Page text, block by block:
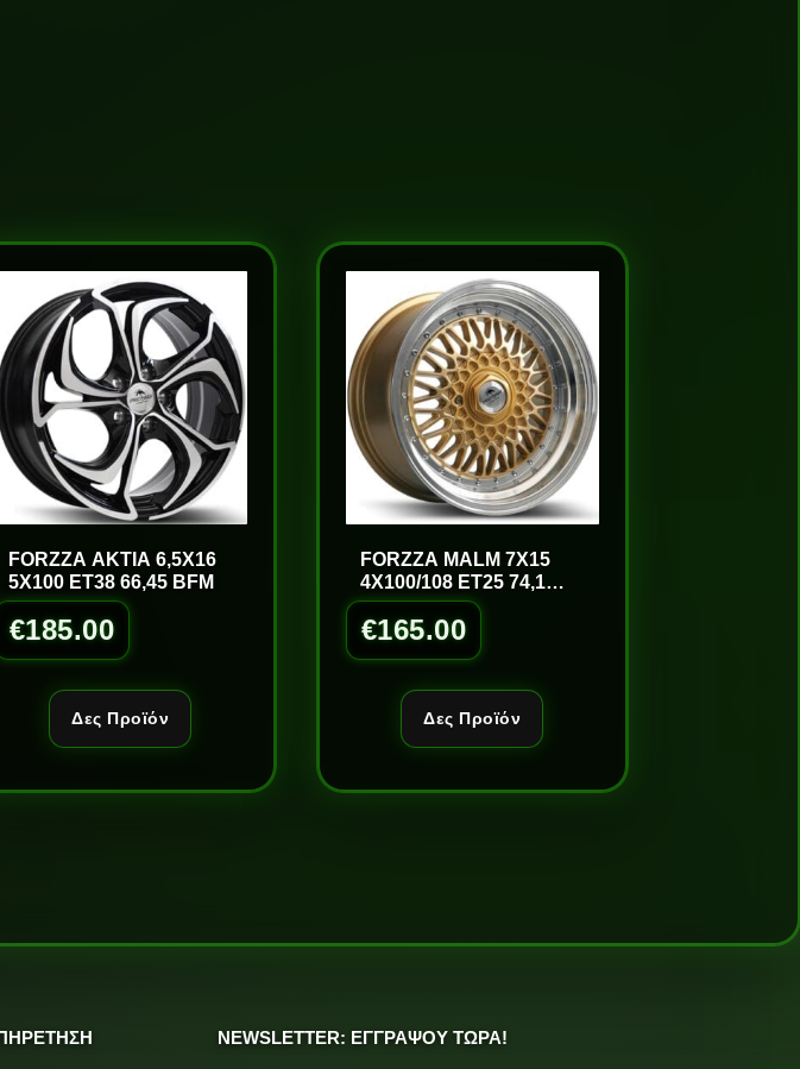
FORZZA AKTIA 6,5X16
5X100 ET38 66,45 BFM
€185.00
Δες Προϊόν
FORZZA MALM 7X15
4X100/108 ET25 74,1
GOLD/LM
€165.00
Δες Προϊόν
NEWSLETTER: ΕΓΓΡΑΨΟΥ ΤΩΡΑ!